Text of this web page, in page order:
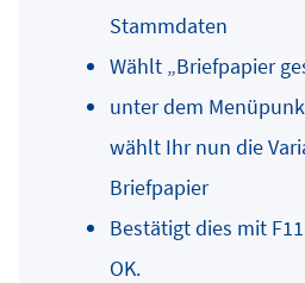
Stammdaten
Wählt „Briefpapier
unter dem
wählt Ihr nun die
Briefpapier
Bestätigt dies mit
OK.